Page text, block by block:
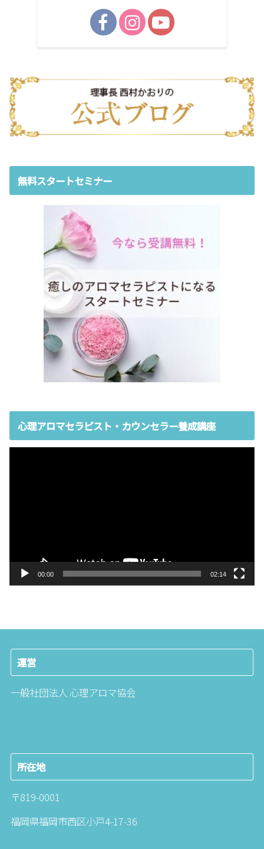
無料スタートセミナー
心理アロマセラピスト・カウンセラー養成講座
00:00 02:14
運営
一般社団法人 心理アロマ協会
所在地
〒819-0001
福岡県福岡市西区小戸4-17-36